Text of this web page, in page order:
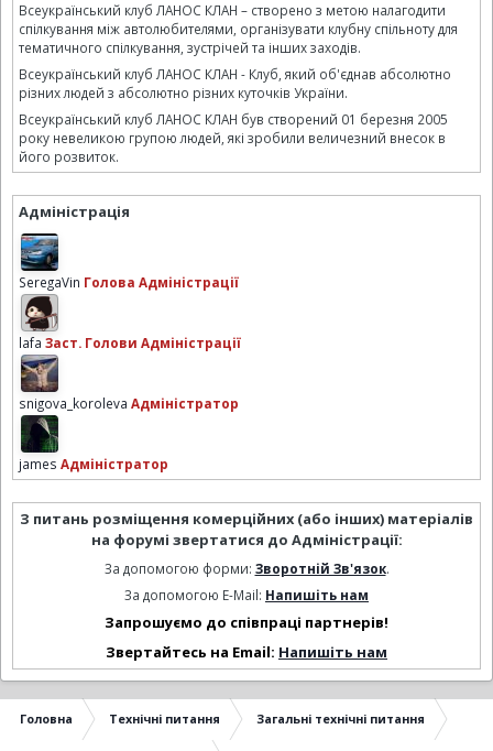
Всеукраїнський клуб ЛАНОС КЛАН – створено з метою налагодити
спілкування між автолюбителями, організувати клубну спільноту для
тематичного спілкування, зустрічей та інших заходів.
Всеукраїнський клуб ЛАНОС КЛАН - Клуб, який об'єднав абсолютно
різних людей з абсолютно різних куточків України.
Всеукраїнський клуб ЛАНОС КЛАН був створений 01 березня 2005
року невеликою групою людей, які зробили величезний внесок в
його розвиток.
Адміністрація
SeregaVin Голова Адміністрації
lafa Заст. Голови Адміністрації
snigova_koroleva Адміністратор
james Адміністратор
З питань розміщення комерційних (або інших) матеріалів
на форумі звертатися до Адміністрації:
За допомогою форми: Зворотній Зв'язок.
За допомогою E-Mail: Напишіть нам
Запрошуємо до співпраці партнерів!
Звертайтесь на Email: Напишіть нам
Головна Технічні питання Загальні технічні питання